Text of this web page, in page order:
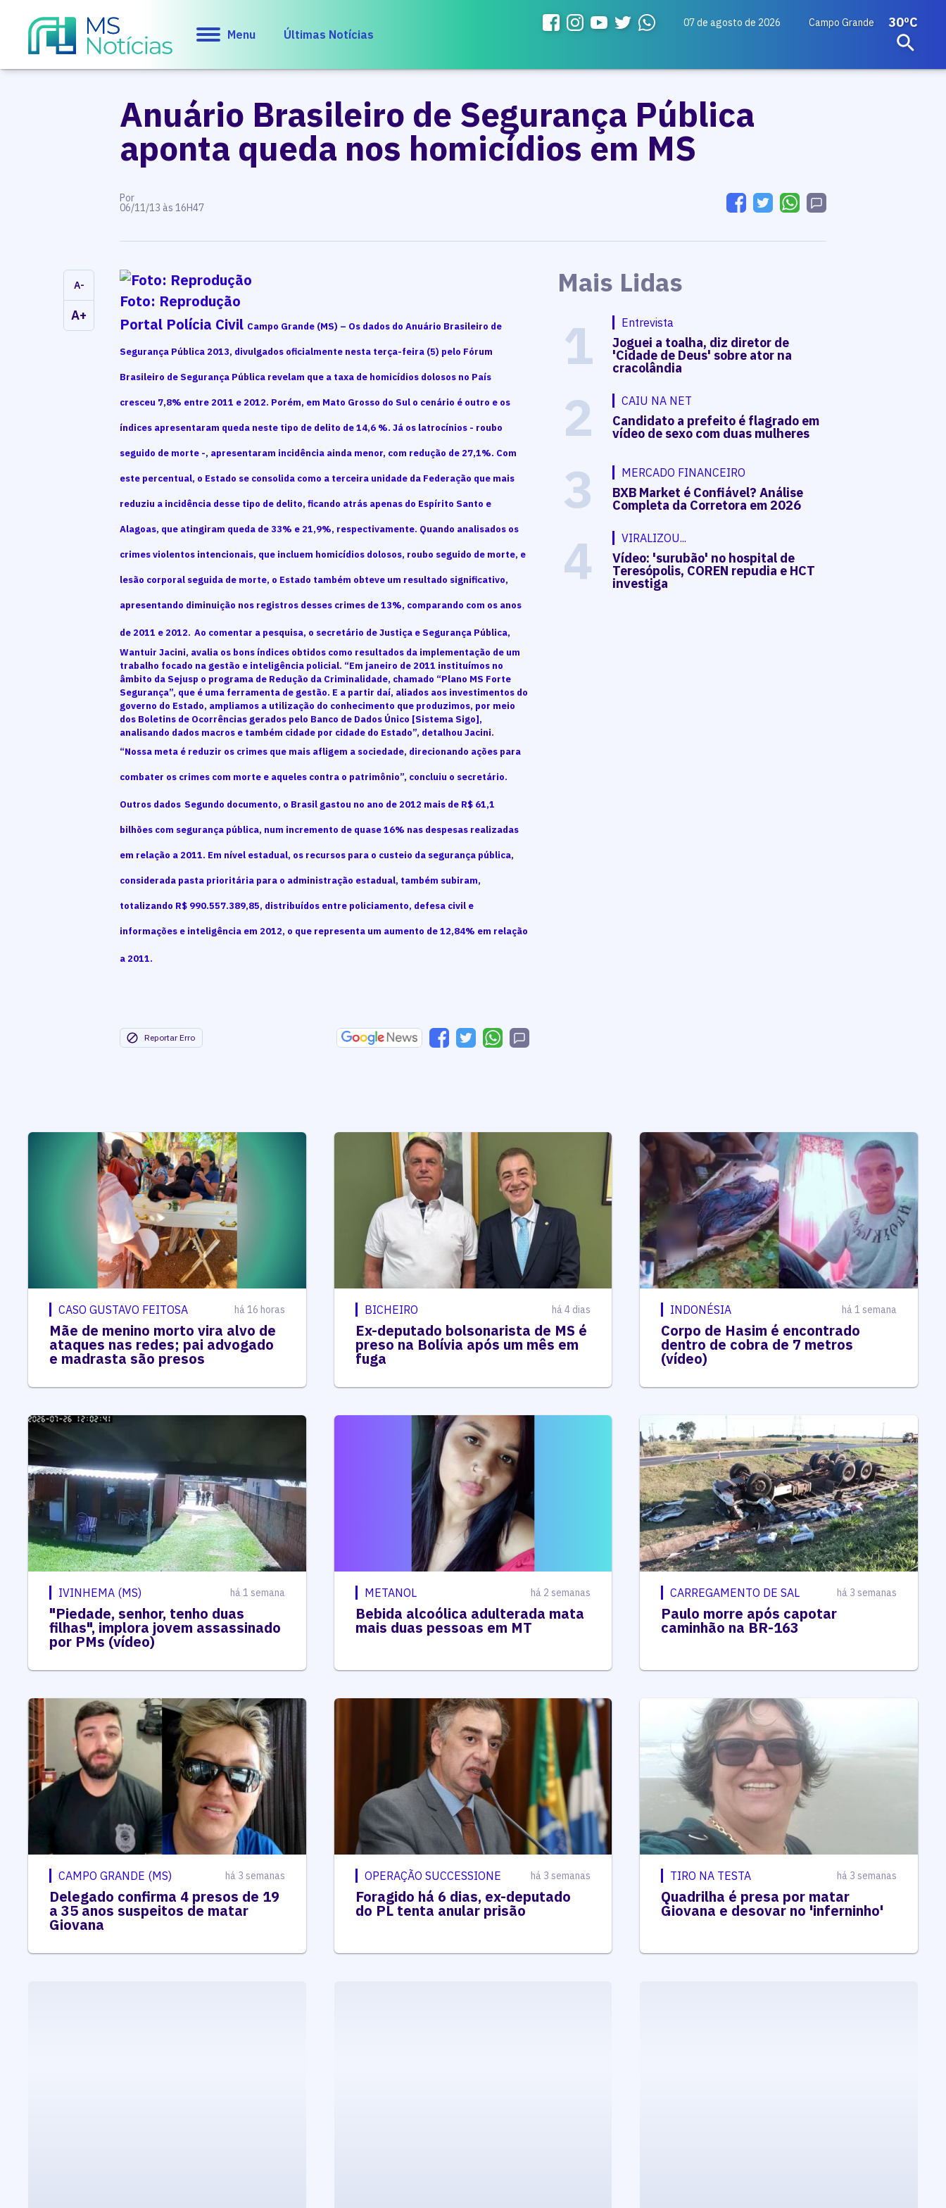
Menu Últimas Notícias
07 de agosto de 2026 Campo Grande 30ºC
Anuário Brasileiro de Segurança Pública
aponta queda nos homicídios em MS
Por
06/11/13 às 16H47
A-
A+
Foto: Reprodução
Portal Polícia Civil Campo Grande (MS) – Os dados do Anuário Brasileiro de
Segurança Pública 2013, divulgados oficialmente nesta terça-feira (5) pelo Fórum
Brasileiro de Segurança Pública revelam que a taxa de homicídios dolosos no País
cresceu 7,8% entre 2011 e 2012. Porém, em Mato Grosso do Sul o cenário é outro e os
índices apresentaram queda neste tipo de delito de 14,6 %. Já os latrocínios - roubo
seguido de morte -, apresentaram incidência ainda menor, com redução de 27,1%. Com
este percentual, o Estado se consolida como a terceira unidade da Federação que mais
reduziu a incidência desse tipo de delito, ficando atrás apenas do Espírito Santo e
Alagoas, que atingiram queda de 33% e 21,9%, respectivamente. Quando analisados os
crimes violentos intencionais, que incluem homicídios dolosos, roubo seguido de morte, e
lesão corporal seguida de morte, o Estado também obteve um resultado significativo,
apresentando diminuição nos registros desses crimes de 13%, comparando com os anos
de 2011 e 2012. Ao comentar a pesquisa, o secretário de Justiça e Segurança Pública,
Wantuir Jacini, avalia os bons índices obtidos como resultados da implementação de um
trabalho focado na gestão e inteligência policial. “Em janeiro de 2011 instituímos no
âmbito da Sejusp o programa de Redução da Criminalidade, chamado “Plano MS Forte
Segurança”, que é uma ferramenta de gestão. E a partir daí, aliados aos investimentos do
governo do Estado, ampliamos a utilização do conhecimento que produzimos, por meio
dos Boletins de Ocorrências gerados pelo Banco de Dados Único [Sistema Sigo],
analisando dados macros e também cidade por cidade do Estado”, detalhou Jacini.
“Nossa meta é reduzir os crimes que mais afligem a sociedade, direcionando ações para
combater os crimes com morte e aqueles contra o patrimônio”, concluiu o secretário.
Outros dados Segundo documento, o Brasil gastou no ano de 2012 mais de R$ 61,1
bilhões com segurança pública, num incremento de quase 16% nas despesas realizadas
em relação a 2011. Em nível estadual, os recursos para o custeio da segurança pública,
considerada pasta prioritária para o administração estadual, também subiram,
totalizando R$ 990.557.389,85, distribuídos entre policiamento, defesa civil e
informações e inteligência em 2012, o que representa um aumento de 12,84% em relação
a 2011.
Reportar Erro
Mais Lidas
1 Entrevista
Joguei a toalha, diz diretor de
'Cidade de Deus' sobre ator na
cracolândia
2 CAIU NA NET
Candidato a prefeito é flagrado em
vídeo de sexo com duas mulheres
3 MERCADO FINANCEIRO
BXB Market é Confiável? Análise
Completa da Corretora em 2026
4 VIRALIZOU...
Vídeo: 'surubão' no hospital de
Teresópolis, COREN repudia e HCT
investiga
CASO GUSTAVO FEITOSA há 16 horas
Mãe de menino morto vira alvo de
ataques nas redes; pai advogado
e madrasta são presos
BICHEIRO há 4 dias
Ex-deputado bolsonarista de MS é
preso na Bolívia após um mês em
fuga
INDONÉSIA há 1 semana
Corpo de Hasim é encontrado
dentro de cobra de 7 metros
(vídeo)
IVINHEMA (MS) há 1 semana
"Piedade, senhor, tenho duas
filhas", implora jovem assassinado
por PMs (vídeo)
METANOL há 2 semanas
Bebida alcoólica adulterada mata
mais duas pessoas em MT
CARREGAMENTO DE SAL há 3 semanas
Paulo morre após capotar
caminhão na BR-163
CAMPO GRANDE (MS) há 3 semanas
Delegado confirma 4 presos de 19
a 35 anos suspeitos de matar
Giovana
OPERAÇÃO SUCCESSIONE há 3 semanas
Foragido há 6 dias, ex-deputado
do PL tenta anular prisão
TIRO NA TESTA há 3 semanas
Quadrilha é presa por matar
Giovana e desovar no 'inferninho'